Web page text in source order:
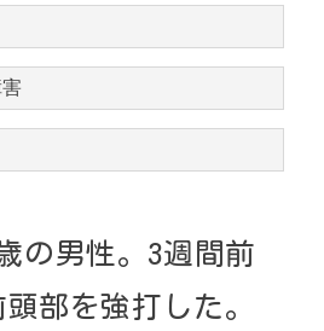
の男性。 3週間前
部を強打した。